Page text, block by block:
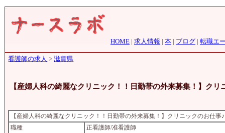
HOME | 求人情報 | 本 | ブログ | 転職エ
看護師の求人 >滋賀県
【産婦人科の綺麗なクリニック！！日勤帯の外来募集！】ク
【産婦人科の綺麗なクリニック！！日勤帯の外来募集！】クリニックのお仕
職種
正看護師/准看護師